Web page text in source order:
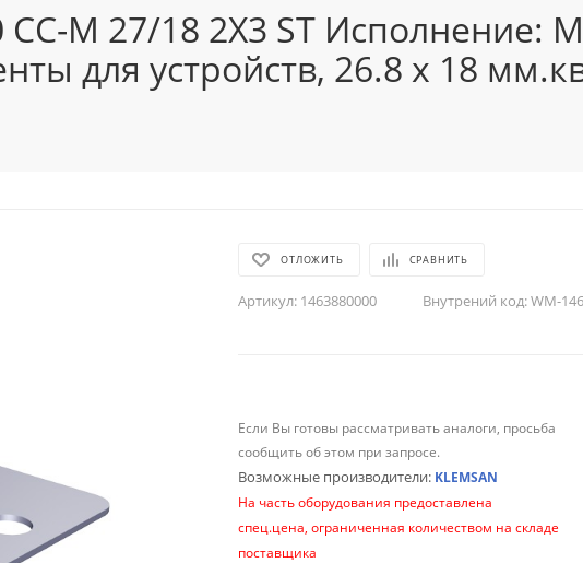
M 27/18 2X3 ST Исполнение:
для устройств, 26.8 x 18
ОТЛОЖИТЬ СРАВНИТЬ
Артикул: 1463880000 Внутрений код:WM-
Если Вы готовы рассматривать аналоги, просьба
сообщить об этом при запросе.
Возможные производители: KLEMSAN
На часть оборудования предоставлена
спец.цена, ограниченная количеством на складе
поставщика